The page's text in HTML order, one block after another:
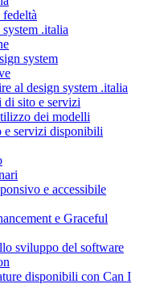
.italia
system
al design system .italia
di sito e servizi
dei modelli
servizi disponibili
e accessibile
e Graceful
sviluppo del software
disponibili con Can I